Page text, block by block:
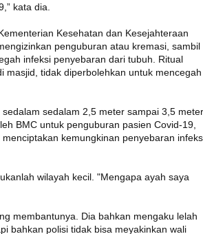
kata dia.
Kesehatan dan Kesejahteraan
penguburan atau kremasi, sambil
infeksi penyebaran dari tubuh. Ritual
masjid, tidak diperbolehkan untuk mencegah
sedalam 2,5 meter sampai 3,5 meter
BMC untuk penguburan pasien Covid-19,
kemungkinan penyebaran
wilayah kecil. "Mengapa ayah saya
membantunya. Dia bahkan mengaku lelah
bahkan polisi tidak bisa meyakinkan wali